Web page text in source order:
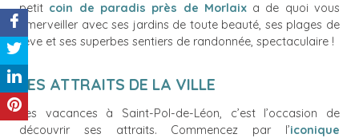
petit coin de paradis près de Morlaixa de quoi vous
émerveiller avec ses jardins de toute beauté, ses plages de
rêve et ses superbes sentiers de randonnée, spectaculaire !
LES ATTRAITS DE LA VILLE
Les vacances à Saint-Pol-de-Léon, c’est l’occasion de
découvrir ses attraits. Commencez par l’iconique